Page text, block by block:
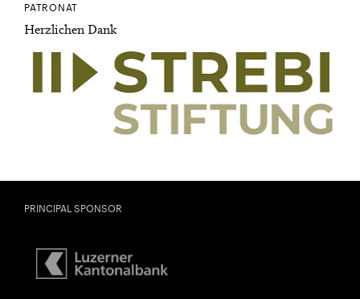
PATRONAT
Herzlichen Dank
PRINCIPAL SPONSOR